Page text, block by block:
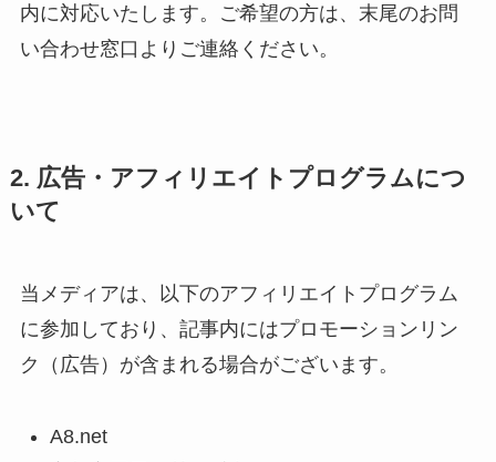
内に対応いたします。ご希望の方は、末尾のお問
い合わせ窓口よりご連絡ください。
2. 広告・アフィリエイトプログラムにつ
いて
当メディアは、以下のアフィリエイトプログラム
に参加しており、記事内にはプロモーションリン
ク（広告）が含まれる場合がございます。
A8.net